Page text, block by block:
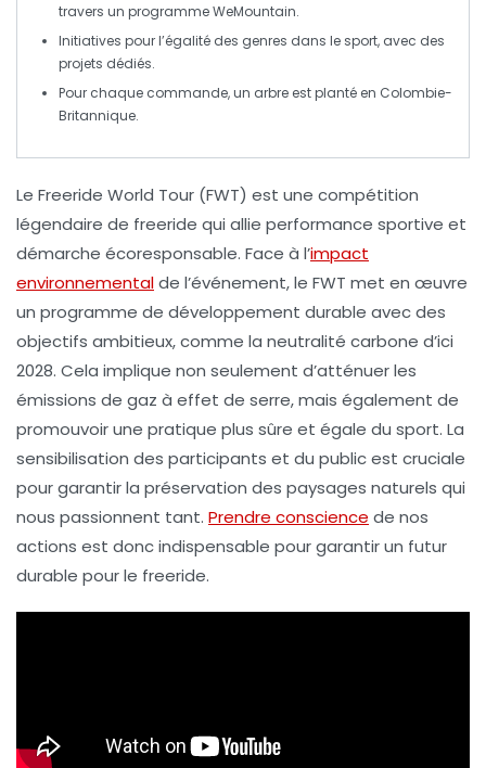
travers un programmeWeMountain.
Initiatives pourl’égalité des genres dans le sport, avec des
projets dédiés.
Pour chaque commande, un arbre est planté en Colombie-
Britannique.
Le Freeride World Tour (FWT) est une compétition
légendaire de freeride qui allie performance sportive et
démarche écoresponsable. Face à l’impact
environnementalde l’événement, le FWT met en œuvre
un programme de développement durable avec des
objectifs ambitieux, comme la neutralité carbone d’ici
2028. Cela implique non seulement d’atténuer les
émissions de gaz à effet de serre, mais également de
promouvoir une pratique plus sûre et égale du sport. La
sensibilisation des participants et du public est cruciale
pour garantir la préservation des paysages naturels qui
nous passionnent tant. Prendre conscience de nos
actions est donc indispensable pour garantir un futur
durable pour le freeride.